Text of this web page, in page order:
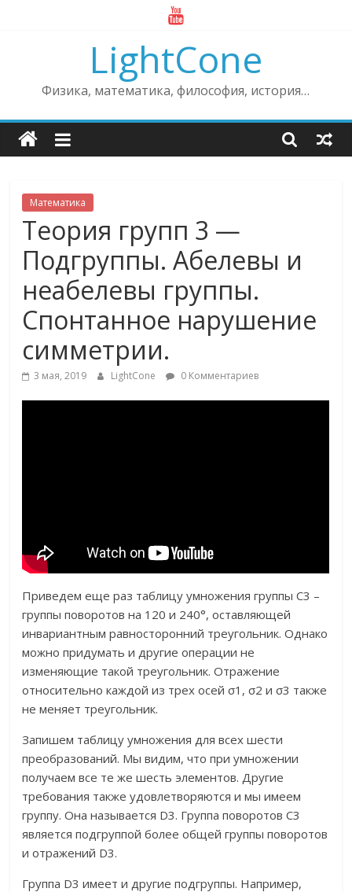
LightCone
Физика, математика, философия, история…
Математика
Теория групп 3 —
Подгруппы. Абелевы и
неабелевы группы.
Спонтанное нарушение
симметрии.
3 мая, 2019 LightCone 0 Комментариев
Приведем еще раз таблицу умножения группы С3 –
группы поворотов на 120 и 240°, оставляющей
инвариантным равносторонний треугольник. Однако
можно придумать и другие операции не
изменяющие такой треугольник. Отражение
относительно каждой из трех осей σ1, σ2 и σ3 также
не меняет треугольник.
Запишем таблицу умножения для всех шести
преобразований. Мы видим, что при умножении
получаем все те же шесть элементов. Другие
требования также удовлетворяются и мы имеем
группу. Она называется D3. Группа поворотов С3
является подгруппой более общей группы поворотов
и отражений D3.
Группа D3 имеет и другие подгруппы. Например,